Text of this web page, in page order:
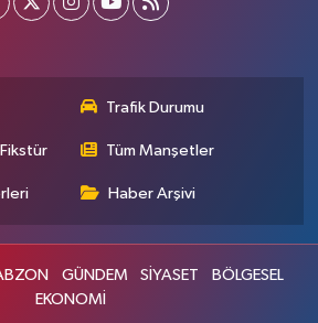
Trafik Durumu
Tüm Manşetler
Haber Arşivi
GÜNDEM SİYASET
BÖLGESEL
EKONOMİ